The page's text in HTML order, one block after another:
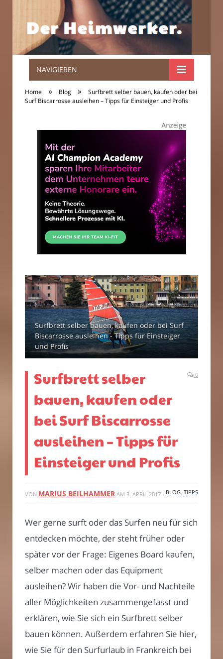
Der
Heimwerker.
NAVIGIEREN
Home » Blog »
Surfbrett selber bauen, kaufen oder bei
Surf Biscarrosse ausleihen – Tipps für Einsteiger und Profis
Surfbrett selber bauen, kaufen oder bei Surf
Biscarrosse ausleihen - Tipps für Einsteiger
und Profis
Surfbrett selber
bauen, kaufen oder
bei Surf Biscarrosse
ausleihen – Tipps für
Einsteiger und Profis
0
VON MARIUS BEILHAMMER AM 3. APRIL 2017 BLOG TIPPS
Wer gerne surft oder das Surfen neu für sich
entdecken möchte, der steht früher oder
später vor der Frage: Eigenes Board kaufen,
selber machen oder das Equipment
ausleihen? Wir haben die Vor- und Nachteile
aller Möglichkeiten zusammengefasst und
erklären, wie Sie sich ein Surfbrett selber
bauen können. Außerdem erfahren Sie hier,
wie Sie für den Surfurlaub in Frankreich bei